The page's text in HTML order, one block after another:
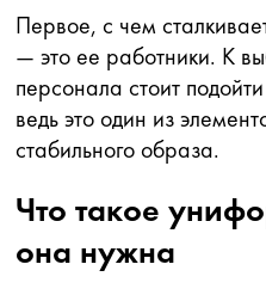
Первое, с чем
— это ее работники. К
персонала стоит
ведь это один из
стабильного образа.
Что такое
она нужна